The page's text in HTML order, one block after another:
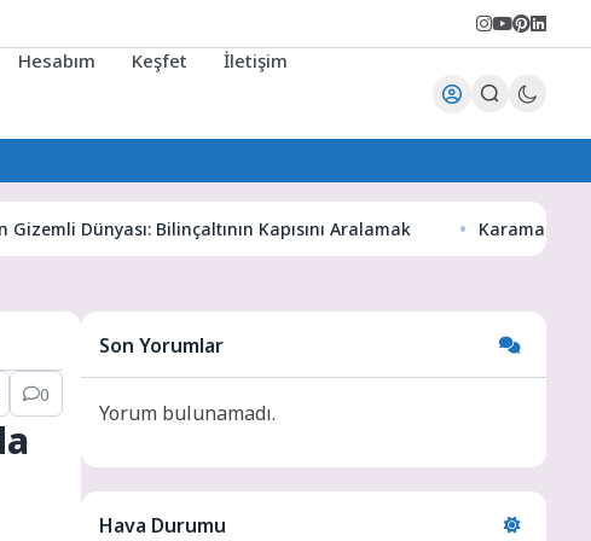
Hesabım Keşfet İletişim
Bilinçaltının Kapısını Aralamak Karaman Haber
0
Son Yorumlar
Yorum bulunamadı.
Hava Durumu